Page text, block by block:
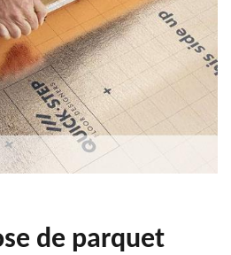
de parquet